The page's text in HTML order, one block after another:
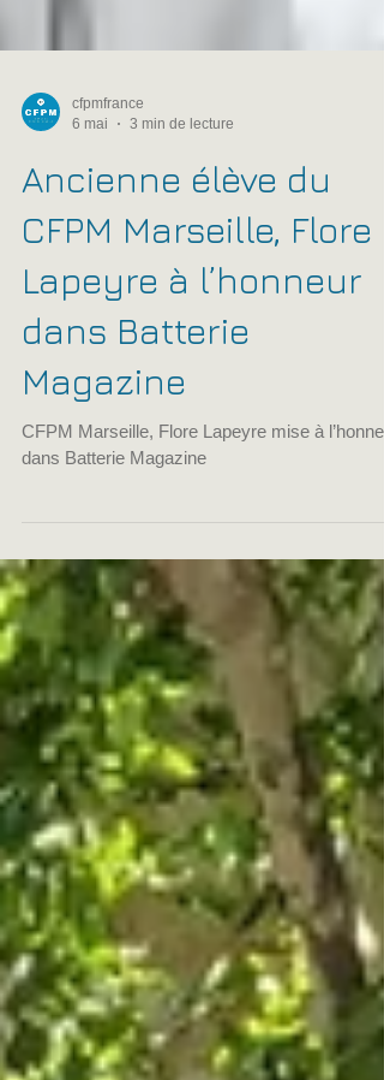
6 mai
3 min de lecture
Ancienne élève du
CFPM Marseille, Flore
Lapeyre à l’honneur
dans Batterie
Magazine